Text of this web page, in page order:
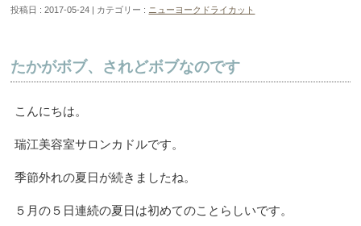
投稿日 : 2017-05-24 カテゴリー : ニューヨークドライカット
たかがボブ、されどボブなのです
こんにちは。
瑞江美容室サロンカドルです。
季節外れの夏日が続きましたね。
５月の５日連続の夏日は初めてのことらしいです。